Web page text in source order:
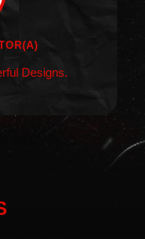
Designs.